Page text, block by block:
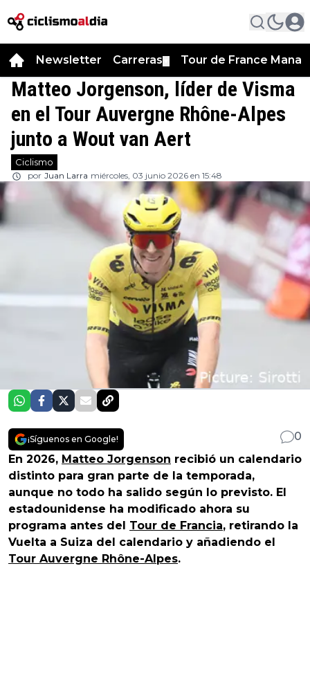
Newsletter Carreras Tour de France
Matteo Jorgenson, líder de Visma
en el Tour Auvergne Rhône-Alpes
junto a Wout van Aert
Ciclismo
por Juan Larra miércoles, 03 junio 2026 en 15:48
¡Síguenos en Google!
0
En 2026, Matteo Jorgenson recibió un calendario
distinto para gran parte de la temporada,
aunque no todo ha salido según lo previsto. El
estadounidense ha modificado ahora su
programa antes del Tour de Francia, retirando la
Vuelta a Suiza del calendario y añadiendo el
Tour Auvergne Rhône-Alpes.